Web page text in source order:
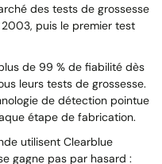
des tests de grossesse
puis le premier test
de 99 % de fiabilité dès
leurs tests de grossesse.
de détection pointue
étape de fabrication.
utilisent Clearblue
gagne pas par hasard :